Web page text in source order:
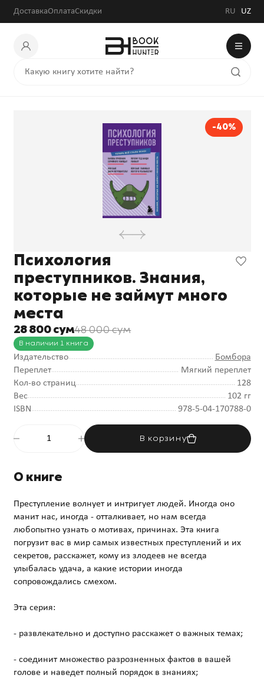
ДоставкаОплатаСкидки RU UZ
-40%
Психология
преступников. Знания,
которые не займут много
места
28 800 сум48 000 сум
В наличии 1 книга
Издательство
Бомбора
Переплет
Мягкий переплет
Кол-во страниц
128
Вес
102 гг
ISBN
978-5-04-170788-0
В корзину
О книге
Преступление волнует и интригует людей. Иногда оно
манит нас, иногда - отталкивает, но нам всегда
любопытно узнать о мотивах, причинах. Эта книга
погрузит вас в мир самых известных преступлений и их
секретов, расскажет, кому из злодеев не всегда
улыбалась удача, а какие истории иногда
сопровождались смехом.
Эта серия:
- развлекательно и доступно расскажет о важных темах;
- соединит множество разрозненных фактов в вашей
голове и наведет полный порядок в знаниях;